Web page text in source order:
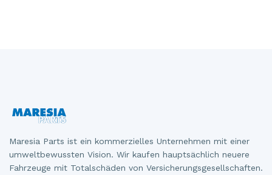
Maresia Parts ist ein kommerzielles Unternehmen mit einer
umweltbewussten Vision. Wir kaufen hauptsächlich neuere
Fahrzeuge mit Totalschäden von Versicherungsgesellschaften.